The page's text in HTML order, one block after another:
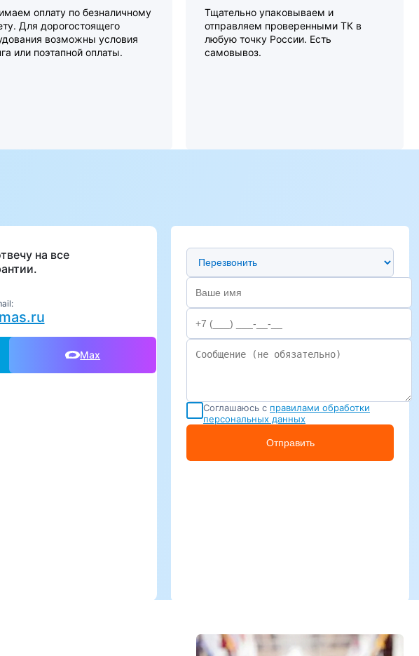
оплату по безналичному
Для дорогостоящего
возможны условия
или поэтапной оплаты.
Тщательно упаковываем и
отправляем проверенными ТК в
любую точку России. Есть
самовывоз.
на все
Max
Предпочтительный способ связи
Соглашаюсь с правилами обработки
персональных данных
Отправить